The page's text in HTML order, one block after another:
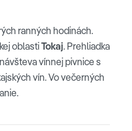
ranných hodinách.
oblastiTokaj. Prehliadka
vínnej pivnice s
vín. Vo večerných